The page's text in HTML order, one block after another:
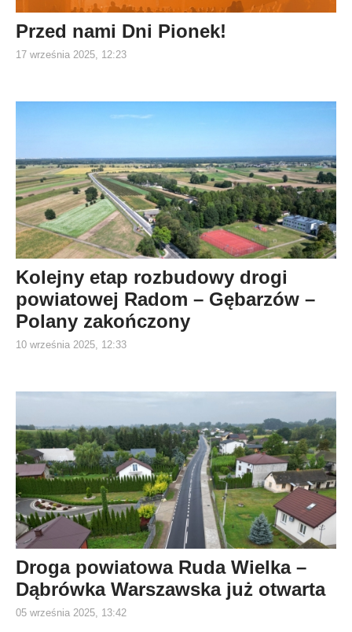
Przed nami Dni Pionek!
17 września 2025, 12:23
Kolejny etap rozbudowy drogi
powiatowej Radom – Gębarzów –
Polany zakończony
10 września 2025, 12:33
Droga powiatowa Ruda Wielka –
Dąbrówka Warszawska już otwarta
05 września 2025, 13:42